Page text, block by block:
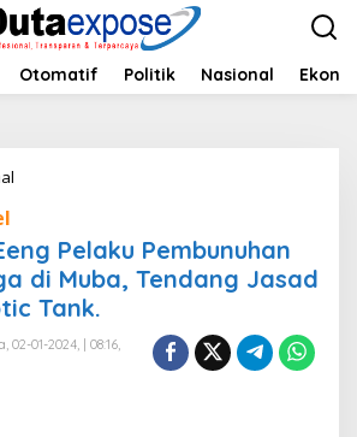
Otomatif Politik Nasional
g
a
k
u
n
Pelaku Pembunuhan
di Muba, Tendang Jasad
Tank.
02-01-2024, | 08:16,